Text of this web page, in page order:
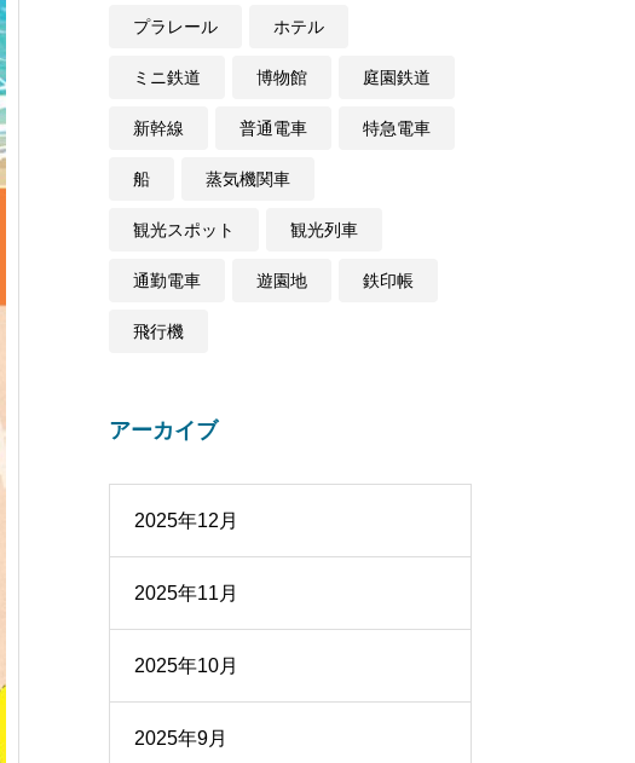
プラレール ホテル
ミニ鉄道 博物館 庭園鉄道
新幹線 普通電車 特急電車
船 蒸気機関車
観光スポット 観光列車
通勤電車 遊園地 鉄印帳
飛行機
アーカイブ
2025年12月
2025年11月
2025年10月
2025年9月